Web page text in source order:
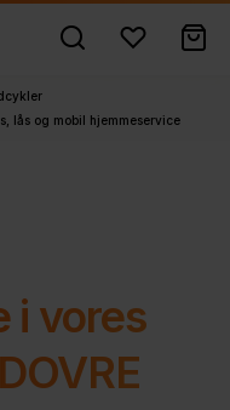
lås og mobil hjemmeservice
i vores